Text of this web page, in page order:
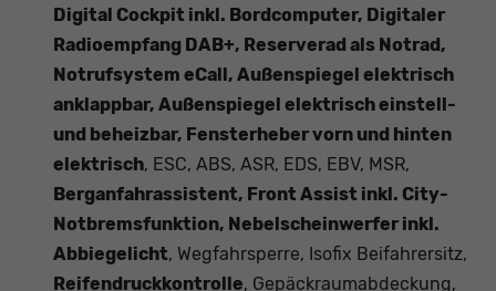
Digital Cockpit inkl. Bordcomputer, Digitaler
Radioempfang DAB+, Reserverad als Notrad,
Notrufsystem eCall, Außenspiegel elektrisch
anklappbar, Außenspiegel elektrisch einstell-
und beheizbar, Fensterheber vorn und hinten
elektrisch, ESC, ABS, ASR, EDS, EBV, MSR,
Berganfahrassistent, Front Assist inkl. City-
Notbremsfunktion, Nebelscheinwerfer inkl.
Abbiegelicht, Wegfahrsperre, Isofix Beifahrersitz,
Reifendruckkontrolle, Gepäckraumabdeckung,